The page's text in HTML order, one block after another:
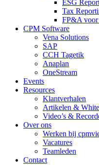
ESG
Tax
FP&A voor
CPM Software
Vena Solutions
SAP
CCH Tagetik
Anaplan
OneStream
Events
Resources
Klantverhalen
Artikelen &
Video’s &
Over ons
Werken bij
Vacatures
Teamleden
Contact